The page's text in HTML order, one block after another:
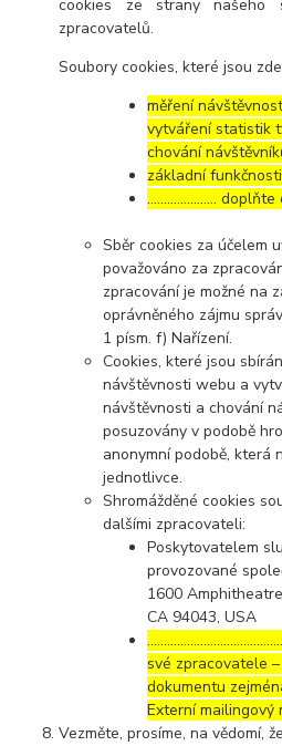
cookies ze strany našeho
zpracovatelů.
Soubory cookies, které jsou
měření
vytváření statistik
chování
základní
………………… doplňte
Sběr cookies za účelem
považováno za
zpracování je možné na
oprávněného zájmu
1 písm. f) Nařízení.
Cookies, které jsou
návštěvnosti webu a
návštěvnosti a chování
posuzovány v podobě
anonymní podobě, která
jednotlivce.
Shromážděné cookies
dalšími zpracovateli:
Poskytovatelem
provozované
1600
CA 94043, USA
své zpracovatele
dokumentu
Externí mailingový
Vezměte, prosíme, na vědomí,